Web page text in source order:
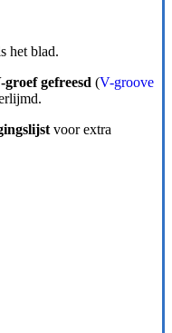
het blad.
groef gefreesd (V-groove
voor extra